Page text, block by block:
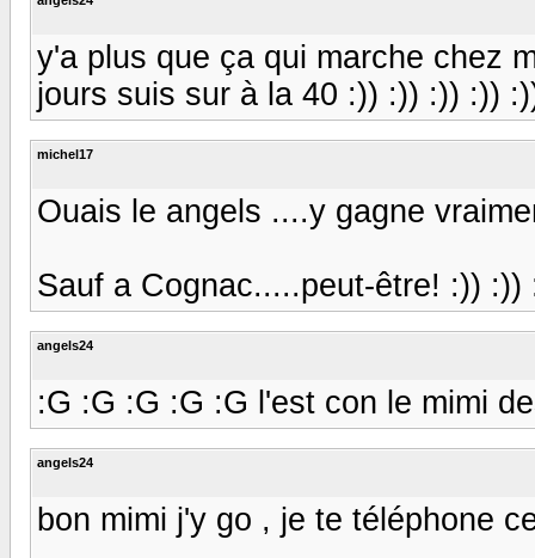
y'a plus que ça qui marche chez
jours suis sur à la 40 :)) :)) :)) :))
michel17
Ouais le angels ....y gagne
Sauf a Cognac.....peut-être! :)) :))
angels24
:G :G :G :G :G l'est con le mimi
angels24
bon mimi j'y go , je te téléphone